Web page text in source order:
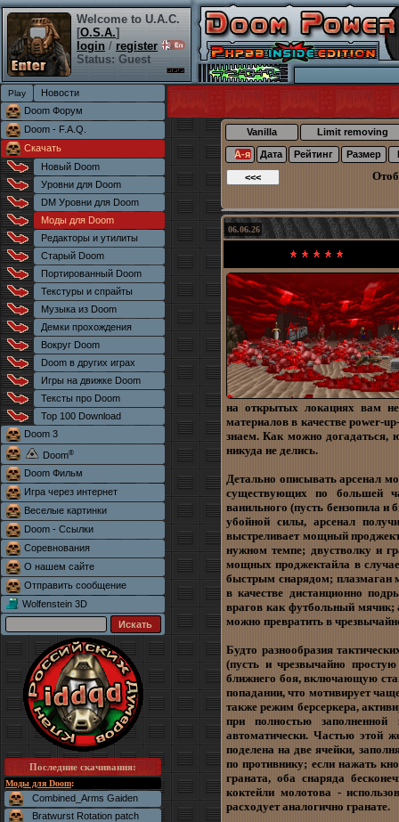
Welcome to U.A.C.
[O.S.A.]
login / register
Status: Guest
Новости
Doom Форум
Doom - F.A.Q.
Скачать
Новый Doom
Уровни для Doom
DM Уровни для Doom
Моды для Doom
Редакторы и утилиты
Старый Doom
Портированный Doom
Текстуры и спрайты
Музыка из Doom
Демки прохождения
Вокруг Doom
Doom в других играх
Игры на движке Doom
Тексты про Doom
Top 100 Download
Doom 3
Doom®
Doom Фильм
Игра через интернет
Веселые картинки
Doom - Ссылки
Соревнования
О нашем сайте
Отправить сообщение
Wolfenstein 3D
Последние скачивания:
Моды для Doom:
Combined_Arms Gaiden
Bratwurst Rotation patch
Vanilla Limit removing
А-я Дата Рейтинг Размер
06.06.26
на открытых локациях вам
материалов в качестве power-
знаем. Как можно догадаться,
никуда не делись.
Детально описывать арсенал
существующих по большей
ванильного (пусть бензопила и
убойной силы, арсенал
выстреливает мощный
нужном темпе; двустволку и
мощных проджектайла в случае
быстрым снарядом; плазмаган
в качестве дистанционно
врагов как футбольный
можно превратить в
Будто разнообразия
(пусть и чрезвычайно
ближнего боя, включающую
попадании, что мотивирует
также режим берсеркера,
при полностью заполненной
автоматически. Частью этой
поделена на две ячейки,
по противнику; если нажать
граната, оба снаряда
коктейли молотова -
расходует аналогично гранате.